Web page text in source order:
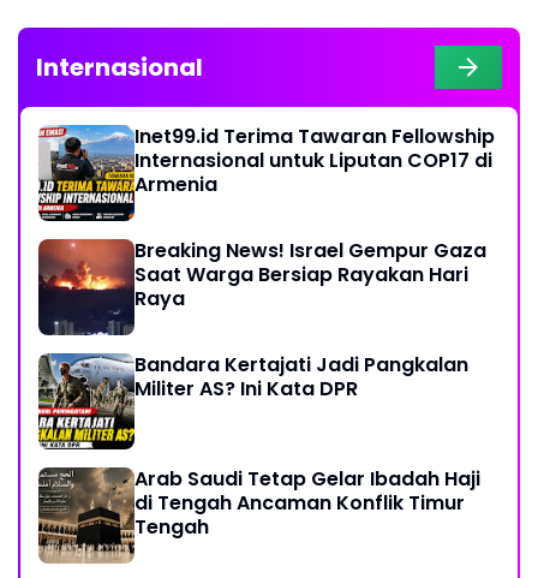
Internasional
Inet99.id Terima Tawaran Fellowship
Internasional untuk Liputan COP17 di
Armenia
Breaking News! Israel Gempur Gaza
Saat Warga Bersiap Rayakan Hari
Raya
Bandara Kertajati Jadi Pangkalan
Militer AS? Ini Kata DPR
Arab Saudi Tetap Gelar Ibadah Haji
di Tengah Ancaman Konflik Timur
Tengah